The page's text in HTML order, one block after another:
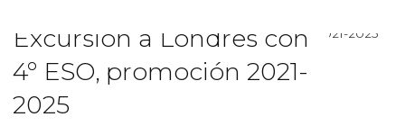
Excursión a Londres con
4º ESO, promoción 2021-
2025